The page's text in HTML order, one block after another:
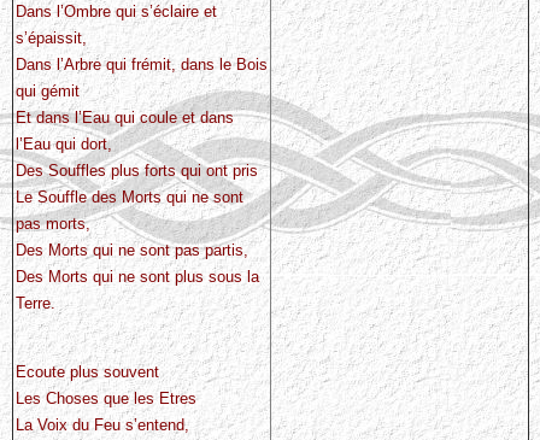
Dans l’Ombre qui s’éclaire et
s’épaissit,
Dans l’Arbre qui frémit, dans le Bois
qui gémit
Et dans l’Eau qui coule et dans
l’Eau qui dort,
Des Souffles plus forts qui ont pris
Le Souffle des Morts qui ne sont
pas morts,
Des Morts qui ne sont pas partis,
Des Morts qui ne sont plus sous la
Terre.
Ecoute plus souvent
Les Choses que les Etres
La Voix du Feu s’entend,